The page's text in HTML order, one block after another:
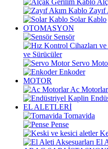
Solar Kablo
OTOMASYON
Sensör
ve Sürücüler
Servo
Enkoder
MOTOR
Ac Motorlar
EL ALETLERİ
Tornavida
Pense
El